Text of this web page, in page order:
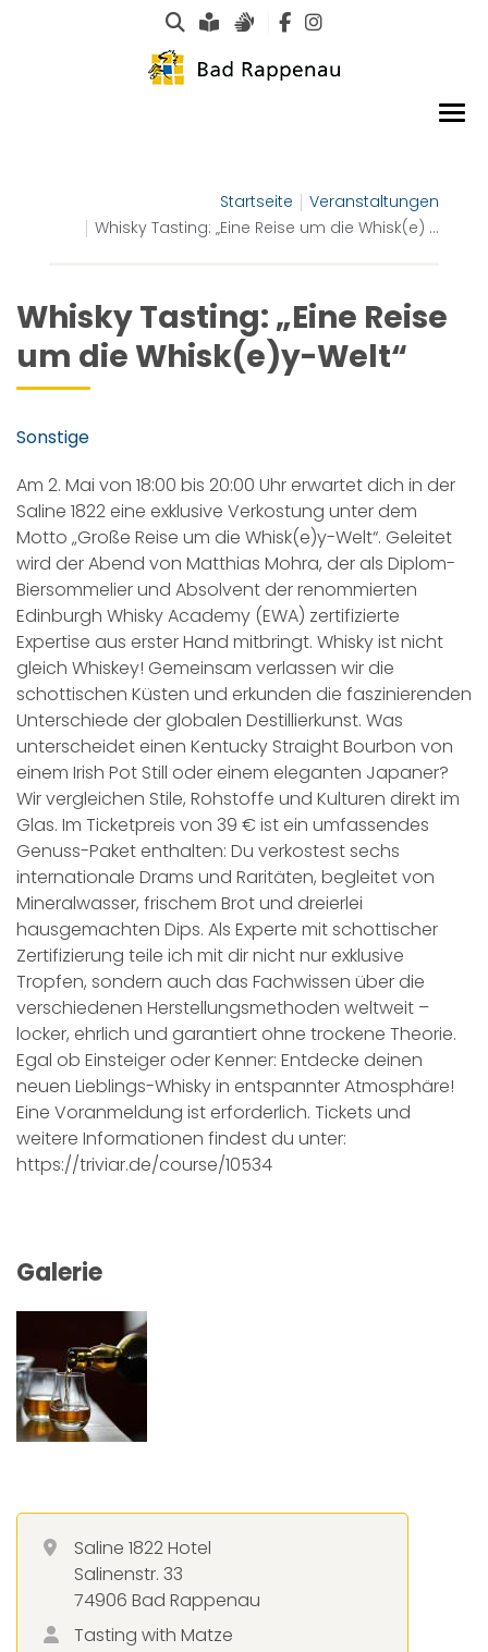
Suche
Leichte Sprache
Gebärdensprachen
Startseite
Veranstaltungen
Whisky Tasting: „Eine Reise um die Whisk(e) ...
Whisky Tasting: „Eine Reise
um die Whisk(e)y-Welt“
Sonstige
Am 2. Mai von 18:00 bis 20:00 Uhr erwartet dich in der
Saline 1822 eine exklusive Verkostung unter dem
Motto „Große Reise um die Whisk(e)y-Welt“. Geleitet
wird der Abend von Matthias Mohra, der als Diplom-
Biersommelier und Absolvent der renommierten
Edinburgh Whisky Academy (EWA) zertifizierte
Expertise aus erster Hand mitbringt. Whisky ist nicht
gleich Whiskey! Gemeinsam verlassen wir die
schottischen Küsten und erkunden die faszinierenden
Unterschiede der globalen Destillierkunst. Was
unterscheidet einen Kentucky Straight Bourbon von
einem Irish Pot Still oder einem eleganten Japaner?
Wir vergleichen Stile, Rohstoffe und Kulturen direkt im
Glas. Im Ticketpreis von 39 € ist ein umfassendes
Genuss-Paket enthalten: Du verkostest sechs
internationale Drams und Raritäten, begleitet von
Mineralwasser, frischem Brot und dreierlei
hausgemachten Dips. Als Experte mit schottischer
Zertifizierung teile ich mit dir nicht nur exklusive
Tropfen, sondern auch das Fachwissen über die
verschiedenen Herstellungsmethoden weltweit –
locker, ehrlich und garantiert ohne trockene Theorie.
Egal ob Einsteiger oder Kenner: Entdecke deinen
neuen Lieblings-Whisky in entspannter Atmosphäre!
Eine Voranmeldung ist erforderlich. Tickets und
weitere Informationen findest du unter:
https://triviar.de/course/10534
Galerie
Saline 1822 Hotel
Salinenstr. 33
74906 Bad Rappenau
Tasting with Matze